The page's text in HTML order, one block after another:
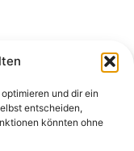
und dir ein
entscheiden,
könnten ohne